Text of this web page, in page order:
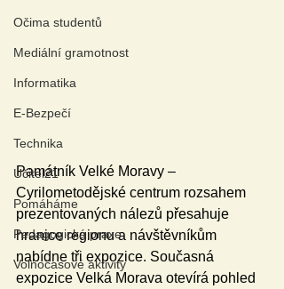
Očima studentů
Mediální gramotnost
Informatika
E-Bezpečí
Technika
Učitel21
Pomáháme
Pedagogická praxe
Volnočasové aktivity
Památník Velké Moravy –
Cyrilometodějské centrum rozsahem
prezentovaných nálezů přesahuje
hranice regionu a návštěvníkům
nabídne tři expozice. Současná
expozice Velká Morava otevírá pohled